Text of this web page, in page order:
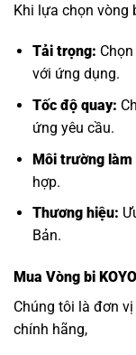
Khi lựa chọn vòng
Tải trọng:
với ứng dụng.
Tốc độ quay:
ứng yêu cầu.
Môi trường làm
hợp.
Thương hiệu:
Bản.
Mua Vòng bi
Chúng tôi là đơn
chính hãng,